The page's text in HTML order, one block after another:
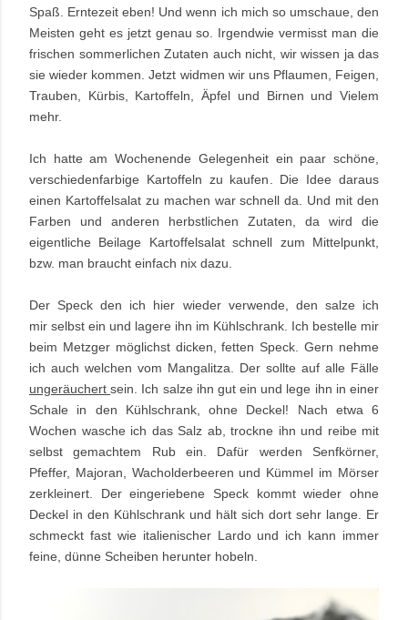
Spaß. Erntezeit eben! Und wenn ich mich so umschaue, den
Meisten geht es jetzt genau so. Irgendwie vermisst man die
frischen sommerlichen Zutaten auch nicht, wir wissen ja das
sie wieder kommen. Jetzt widmen wir uns Pflaumen, Feigen,
Trauben, Kürbis, Kartoffeln, Äpfel und Birnen und Vielem
mehr.
Ich hatte am Wochenende Gelegenheit ein paar schöne,
verschiedenfarbige Kartoffeln zu kaufen. Die Idee daraus
einen Kartoffelsalat zu machen war schnell da. Und mit den
Farben und anderen herbstlichen Zutaten, da wird die
eigentliche Beilage Kartoffelsalat schnell zum Mittelpunkt,
bzw. man braucht einfach nix dazu.
Der Speck den ich hier wieder verwende, den salze ich
mir selbst ein und lagere ihn im Kühlschrank. Ich bestelle mir
beim Metzger möglichst dicken, fetten Speck. Gern nehme
ich auch welchen vom Mangalitza. Der sollte auf alle Fälle
ungeräuchertsein. Ich salze ihn gut ein und lege ihn in einer
Schale in den Kühlschrank, ohne Deckel! Nach etwa 6
Wochen wasche ich das Salz ab, trockne ihn und reibe mit
selbst gemachtem Rub ein. Dafür werden Senfkörner,
Pfeffer, Majoran, Wacholderbeeren und Kümmel im Mörser
zerkleinert. Der eingeriebene Speck kommt wieder ohne
Deckel in den Kühlschrank und hält sich dort sehr lange. Er
schmeckt fast wie italienischer Lardo und ich kann immer
feine, dünne Scheiben herunter hobeln.